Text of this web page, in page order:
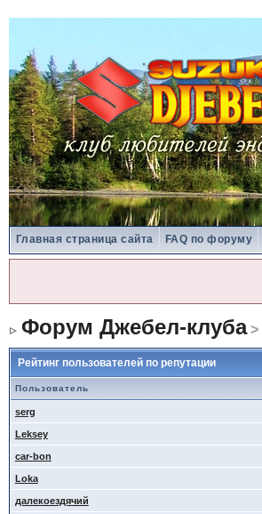
Главная страница сайта FAQ по форуму
Форум Джебел-клуба>
Рейтинг пользователей по репутации
Пользователь
serg
Leksey
car-bon
Loka
далекоездячий